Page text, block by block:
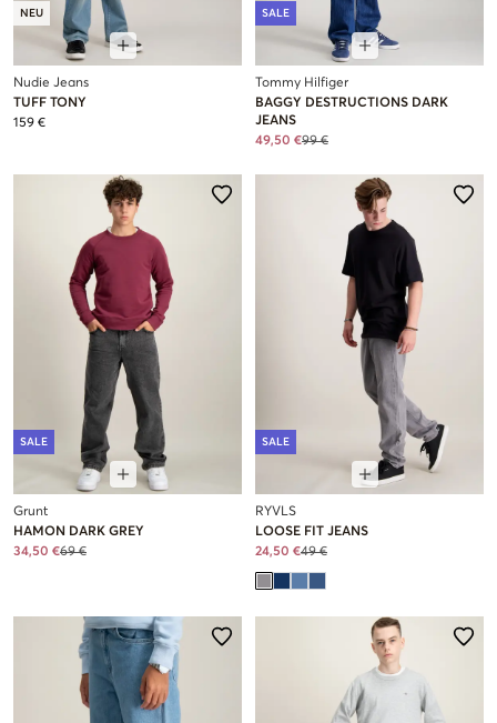
NEU
Nudie Jeans
TUFF TONY
159 €
SALE
Tommy Hilfiger
BAGGY DESTRUCTIONS DARK
JEANS
49,50 €99 €
SALE
Grunt
HAMON DARK GREY
34,50 €69 €
SALE
RYVLS
LOOSE FIT JEANS
24,50 €49 €